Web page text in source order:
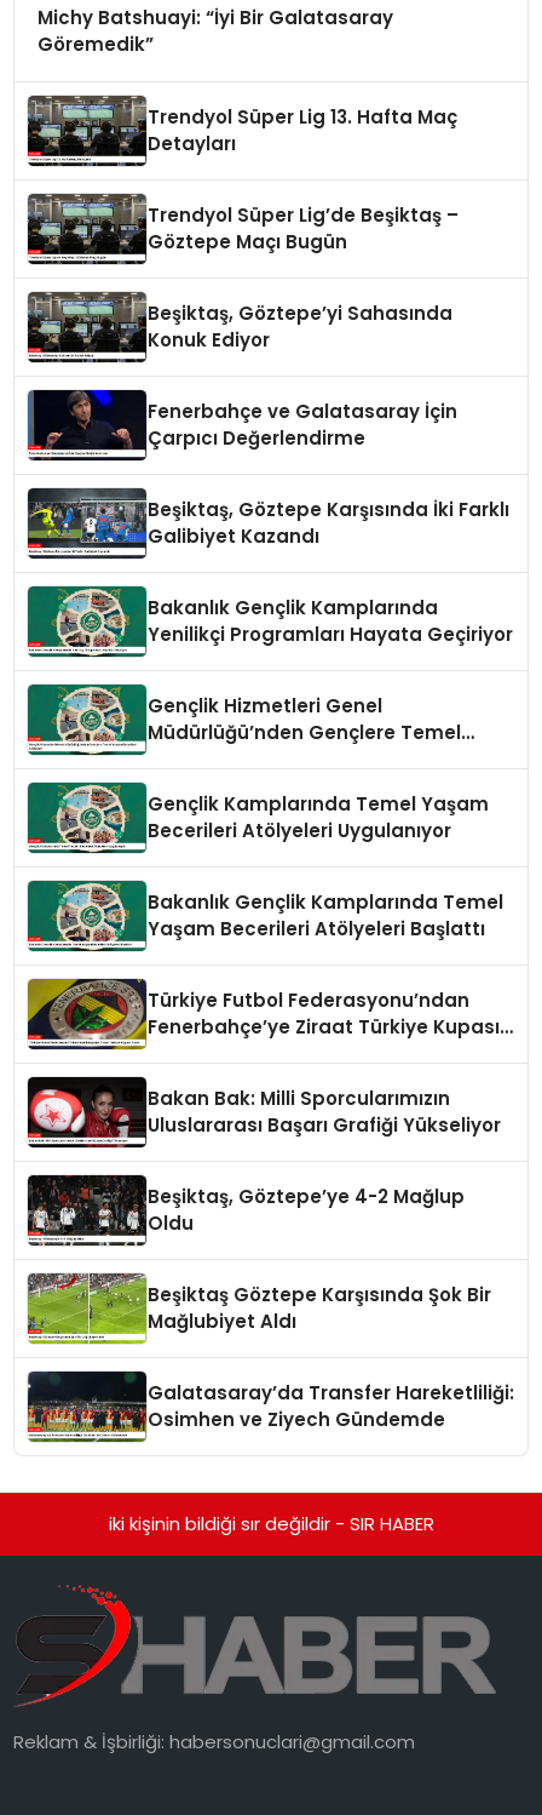
Michy Batshuayi: “İyi Bir Galatasaray
Göremedik”
Trendyol Süper Lig 13. Hafta Maç
Detayları
Trendyol Süper Lig’de Beşiktaş –
Göztepe Maçı Bugün
Beşiktaş, Göztepe’yi Sahasında
Konuk Ediyor
Fenerbahçe ve Galatasaray İçin
Çarpıcı Değerlendirme
Beşiktaş, Göztepe Karşısında İki Farklı
Galibiyet Kazandı
Bakanlık Gençlik Kamplarında
Yenilikçi Programları Hayata Geçiriyor
Gençlik Hizmetleri Genel
Müdürlüğü’nden Gençlere Temel
Gençlik Kamplarında Temel Yaşam
Becerileri Atölyeleri Uygulanıyor
Bakanlık Gençlik Kamplarında Temel
Yaşam Becerileri Atölyeleri Başlattı
Türkiye Futbol Federasyonu’ndan
Fenerbahçe’ye Ziraat Türkiye Kupası
Bakan Bak: Milli Sporcularımızın
Uluslararası Başarı Grafiği Yükseliyor
Beşiktaş, Göztepe’ye 4-2 Mağlup
Oldu
Beşiktaş Göztepe Karşısında Şok Bir
Mağlubiyet Aldı
Galatasaray’da Transfer Hareketliliği:
Osimhen ve Ziyech Gündemde
iki kişinin bildiği sır değildir - SIR HABER
Reklam & İşbirliği:habersonuclari@gmail.com